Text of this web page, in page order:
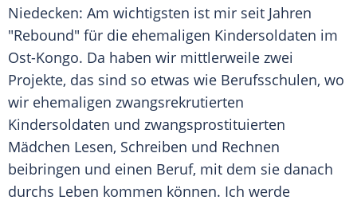
Niedecken: Am wichtigsten ist mir seit Jahren
"Rebound" für die ehemaligen Kindersoldaten im
Ost-Kongo. Da haben wir mittlerweile zwei
Projekte, das sind so etwas wie Berufsschulen, wo
wir ehemaligen zwangsrekrutierten
Kindersoldaten und zwangsprostituierten
Mädchen Lesen, Schreiben und Rechnen
beibringen und einen Beruf, mit dem sie danach
durchs Leben kommen können. Ich werde